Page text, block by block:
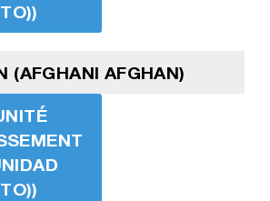
(AFGHANI AFGHAN)